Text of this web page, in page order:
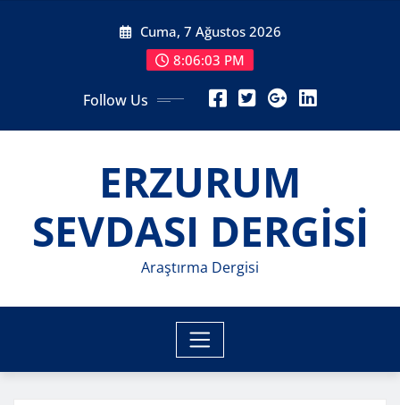
Cuma, 7 Ağustos 2026
8:06:05 PM
Follow Us
ERZURUM
SEVDASI DERGİSİ
Araştırma Dergisi